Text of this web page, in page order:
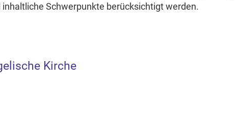
Schwerpunkte berücksichtigt werden.
Kirche